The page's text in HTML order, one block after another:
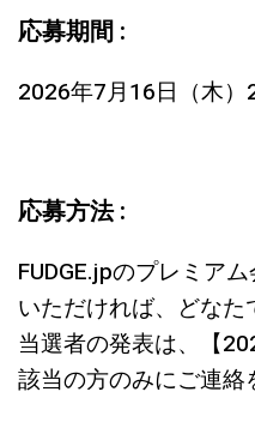
応募期間 :
2026年7月16日（木）
応募方法 :
FUDGE.jpのプレミア
いただければ、どなた
当選者の発表は、【
該当の方のみにご連絡